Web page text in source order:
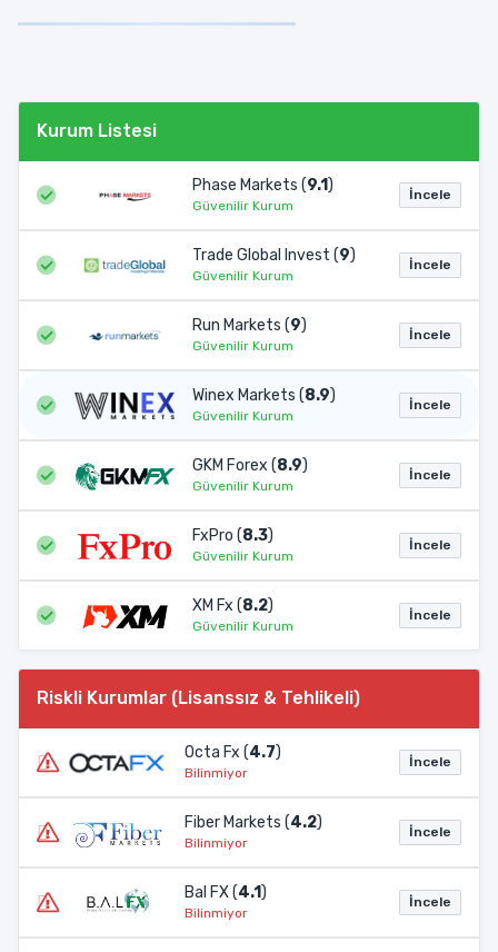
Kurum Listesi
Phase Markets (9.1)
Güvenilir Kurum
İncele
Trade Global Invest (9)
Güvenilir Kurum
İncele
Run Markets (9)
Güvenilir Kurum
İncele
Winex Markets (8.9)
Güvenilir Kurum
İncele
GKM Forex (8.9)
Güvenilir Kurum
İncele
FxPro (8.3)
Güvenilir Kurum
İncele
XM Fx (8.2)
Güvenilir Kurum
İncele
Riskli Kurumlar (Lisanssız & Tehlikeli)
Octa Fx (4.7)
Bilinmiyor
İncele
Fiber Markets (4.2)
Bilinmiyor
İncele
Bal FX (4.1)
Bilinmiyor
İncele